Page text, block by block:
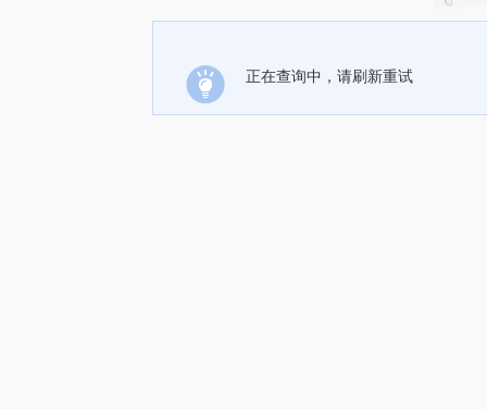
正在查询中，请刷新重试